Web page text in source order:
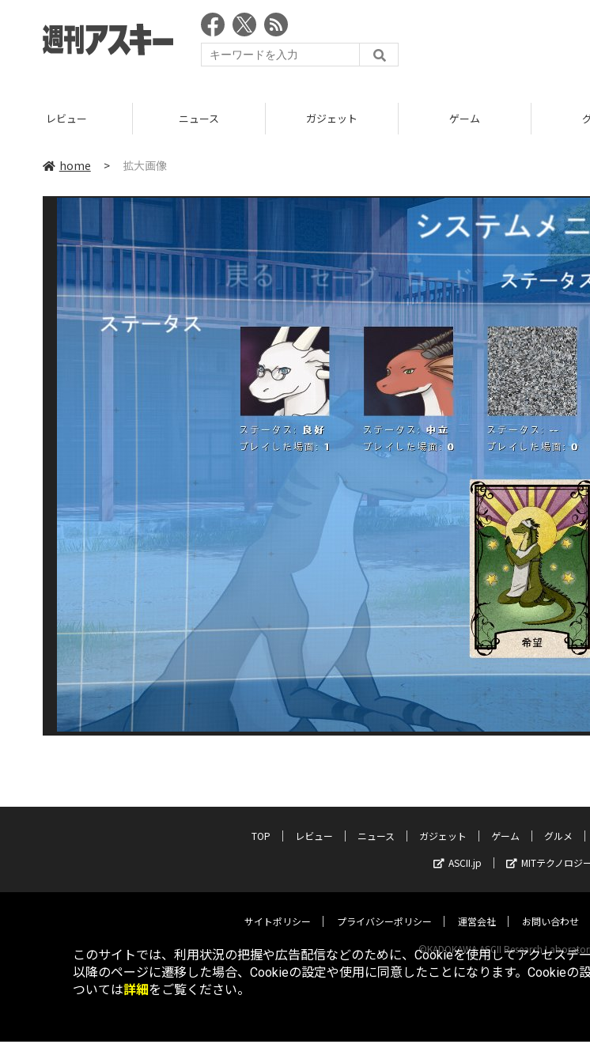
レビュー ニュース ガジェット ゲーム
home > 拡大画像
TOP レビュー ニュース ガジェット ゲーム グルメ
ASCII.jp
MITテクノロジ
サイトポリシー プライバシーポリシー 運営会社 お問い合わせ
©KADOKAWA ASCII Research
このサイトでは、利用状況の把握や広告配信などのために、Cookieを使用してアクセスデ
以降のページに遷移した場合、Cookieの設定や使用に同意したことになります。Cookieの
ついては詳細をご覧ください。